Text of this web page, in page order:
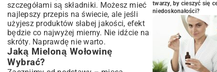
szczegółami są składniki. Możesz mieć
najlepszy przepis na świecie, ale jeśli
użyjesz produktów słabej jakości, efekt
będzie co najwyżej mierny. Nie idźcie na
skróty. Naprawdę nie warto.
Jaką Mieloną Wołowinę
Wybrać?
twarzy, by cieszyć się
niedoskonałości?